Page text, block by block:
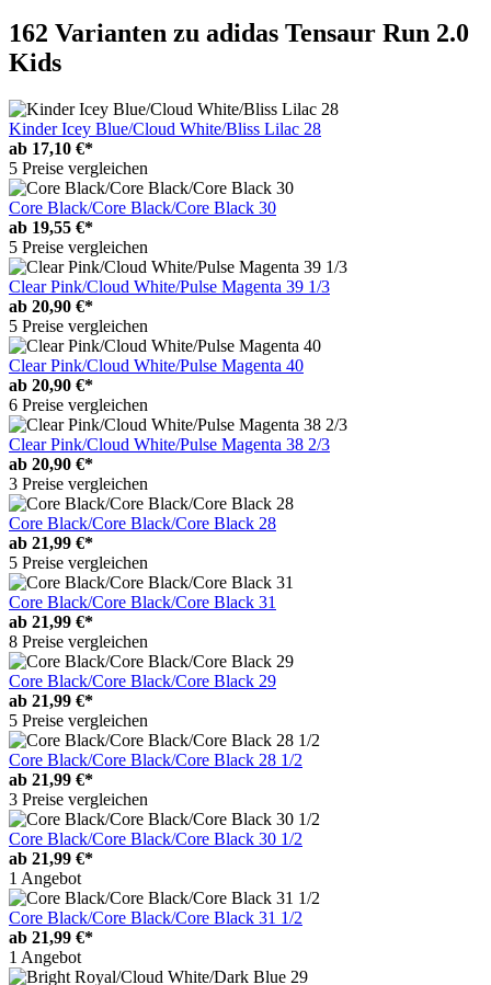
162 Varianten zu adidas Tensaur Run 2.0
Kids
Kinder Icey Blue/Cloud White/Bliss Lilac 28
ab 17,10 €*
5 Preise vergleichen
Core Black/Core Black/Core Black 30
ab 19,55 €*
5 Preise vergleichen
Clear Pink/Cloud White/Pulse Magenta 39 1/3
ab 20,90 €*
5 Preise vergleichen
Clear Pink/Cloud White/Pulse Magenta 40
ab 20,90 €*
6 Preise vergleichen
Clear Pink/Cloud White/Pulse Magenta 38 2/3
ab 20,90 €*
3 Preise vergleichen
Core Black/Core Black/Core Black 28
ab 21,99 €*
5 Preise vergleichen
Core Black/Core Black/Core Black 31
ab 21,99 €*
8 Preise vergleichen
Core Black/Core Black/Core Black 29
ab 21,99 €*
5 Preise vergleichen
Core Black/Core Black/Core Black 28 1/2
ab 21,99 €*
3 Preise vergleichen
Core Black/Core Black/Core Black 30 1/2
ab 21,99 €*
1 Angebot
Core Black/Core Black/Core Black 31 1/2
ab 21,99 €*
1 Angebot